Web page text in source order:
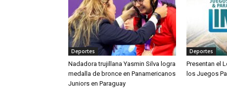
Deportes
Nadadora trujillana Yasmin Silva logra
medalla de bronce en Panamericanos
Juniors en Paraguay
Deportes
Presentan el
los Juegos